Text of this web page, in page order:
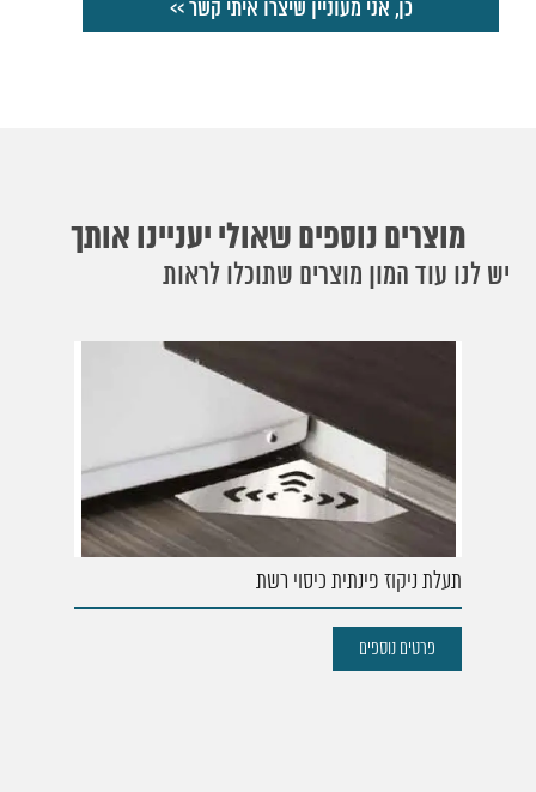
מוצרים נוספים שאולי יעניינו אותך
יש לנו עוד המון מוצרים שתוכלו לראות
תעלת ניקוז פינתית כיסוי רשת
פרטים נוספים